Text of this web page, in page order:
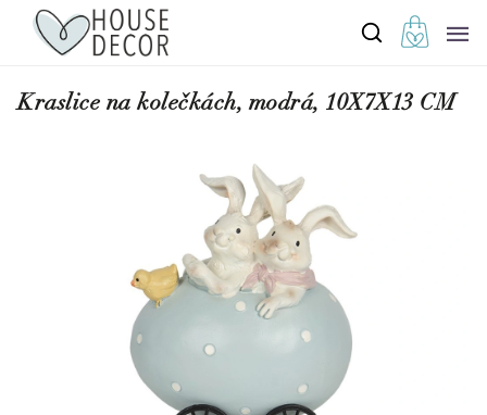
Kraslice na kolečkách, modrá, 10X7X13 CM